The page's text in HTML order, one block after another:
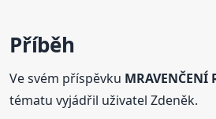
Příběh
Ve svém příspěvku MRAVENČENÍ
tématu vyjádřil uživatel Zdeněk.